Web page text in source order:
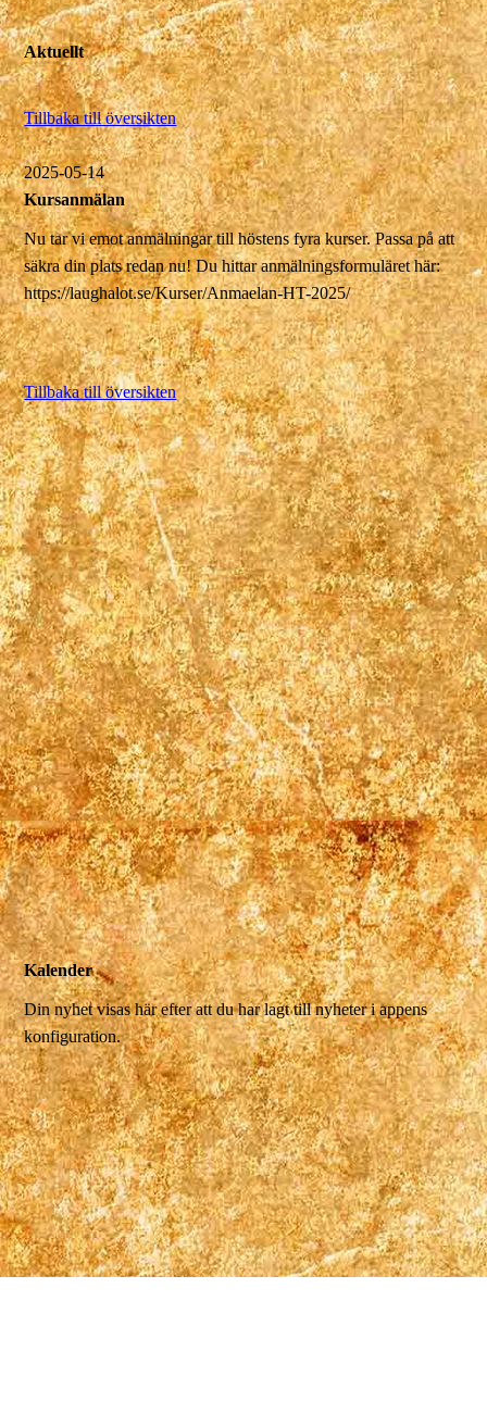
Aktuellt
Tillbaka till översikten
2025-05-14
Kursanmälan
Nu tar vi emot anmälningar till höstens fyra kurser. Passa på att
säkra din plats redan nu! Du hittar anmälningsformuläret här:
https://laughalot.se/Kurser/Anmaelan-HT-2025/
Tillbaka till översikten
Kalender
Din nyhet visas här efter att du har lagt till nyheter i appens
konfiguration.